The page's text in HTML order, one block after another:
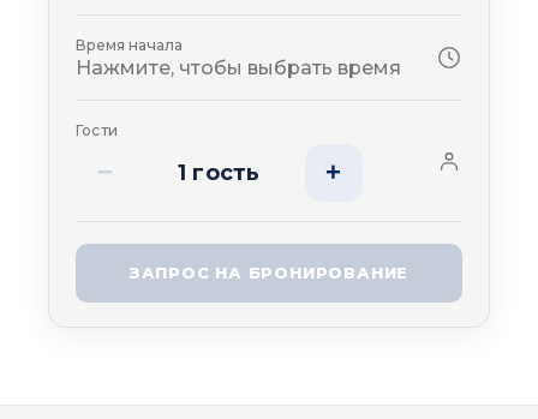
Время начала
Нажмите, чтобы выбрать время
Гости
− 1 гость +
ЗАПРОС НА БРОНИРОВАНИЕ